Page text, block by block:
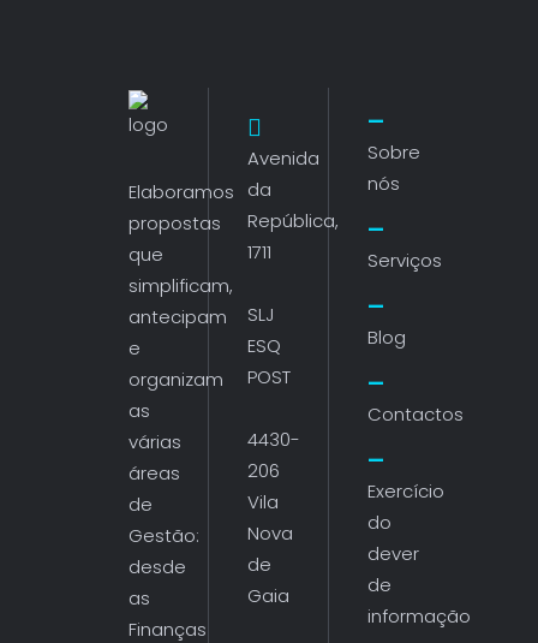
Elaboramos
propostas
que
simplificam,
antecipam
e
organizam
as
várias
áreas
de
Gestão:
desde
as
Finanças
Avenida
da
República,
1711
SLJ
ESQ
POST
4430-
206
Vila
Nova
de
Gaia
Sobre
nós
Serviços
Blog
Contactos
Exercício
do
dever
de
informação